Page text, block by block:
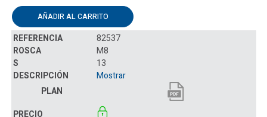
AÑADIR AL CARRITO
82537
M8
13
Mostrar